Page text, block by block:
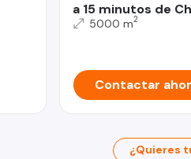
a 15 minutos de
5000 m2
Contactar
¿Quieres